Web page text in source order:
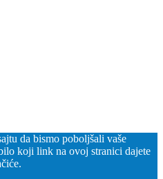
da bismo poboljšali vaše
koji link na ovoj stranici dajete